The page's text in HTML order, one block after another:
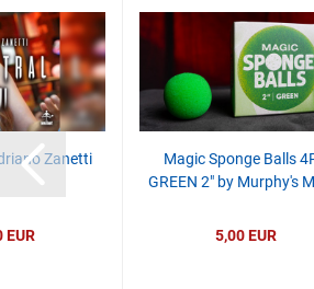
Zanetti
EUR
Magic Sponge Balls
GREEN 2" by Murphy's
5,00 EUR